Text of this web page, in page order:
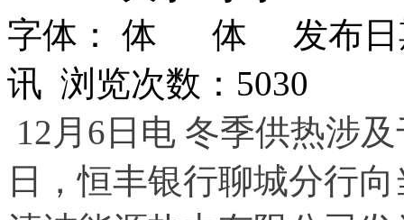
字体：
发布
讯 浏览次数： 5030
12月6日电 冬季供热涉
日，恒丰银行聊城分行